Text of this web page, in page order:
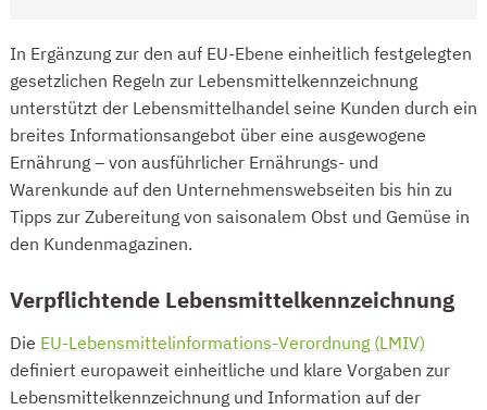
In Ergänzung zur den auf EU-Ebene einheitlich festgelegten
gesetzlichen Regeln zur Lebensmittelkennzeichnung
unterstützt der Lebensmittelhandel seine Kunden durch ein
breites Informationsangebot über eine ausgewogene
Ernährung – von ausführlicher Ernährungs- und
Warenkunde auf den Unternehmenswebseiten bis hin zu
Tipps zur Zubereitung von saisonalem Obst und Gemüse in
den Kundenmagazinen.
Verpflichtende Lebensmittelkennzeichnung
Die EU-Lebensmittelinformations-Verordnung (LMIV)
definiert europaweit einheitliche und klare Vorgaben zur
Lebensmittelkennzeichnung und Information auf der